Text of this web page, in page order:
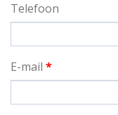
Telefoon
E-mail *